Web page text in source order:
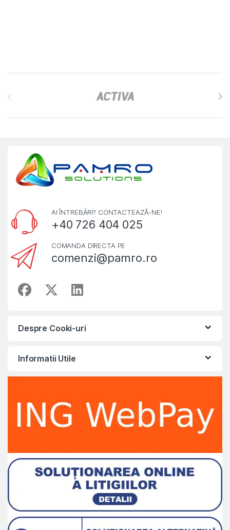
AI ÎNTREBĂRI? CONTACTEAZĂ-NE!
+40 726 404 025
COMANDA DIRECTA PE
comenzi@pamro.ro
Despre Cooki-uri
Informatii Utile